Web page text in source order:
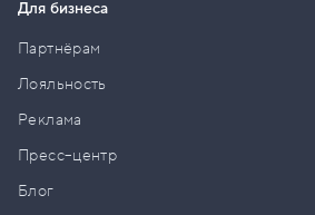
Для бизнеса
Партнёрам
Лояльность
Реклама
Пресс–центр
Блог